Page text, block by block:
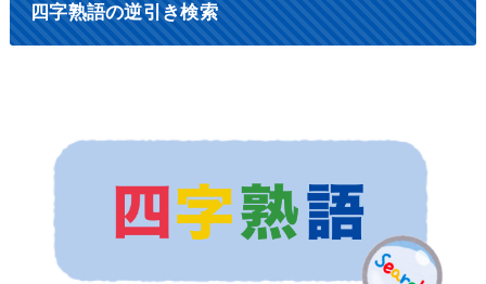
四字熟語の逆引き検索